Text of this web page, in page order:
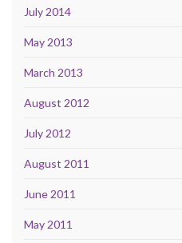
July 2014
May 2013
March 2013
August 2012
July 2012
August 2011
June 2011
May 2011